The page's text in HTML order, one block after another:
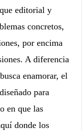
editorial y
concretos,
por encima
A diferencia
enamorar, el
eñado para
en que las
donde los